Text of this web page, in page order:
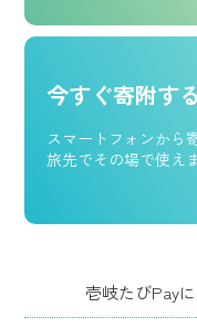
今すぐ寄附する
スマートフォンから
旅先でその場で使え
壱岐たびPay